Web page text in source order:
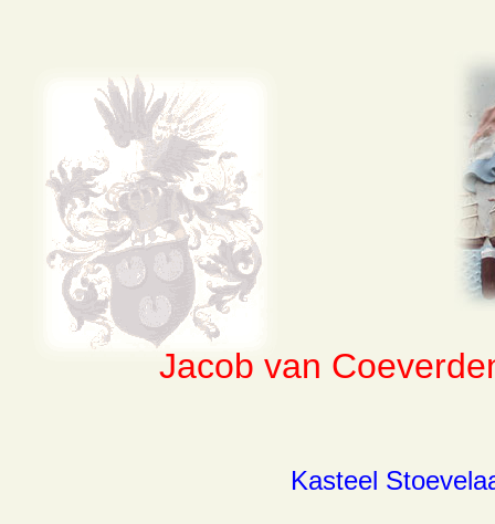
Jacob van
Kasteel